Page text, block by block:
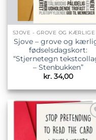
Sjove – grove og
fødselsdagskort:
“Stjernetegn
– Stenbukken”
kr. 34,00
Tilføj til